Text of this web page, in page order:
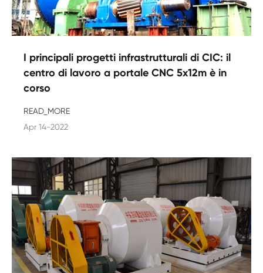
I principali progetti infrastrutturali di CIC: il
centro di lavoro a portale CNC 5x12m è in
corso
READ_MORE
Apr 14-2022